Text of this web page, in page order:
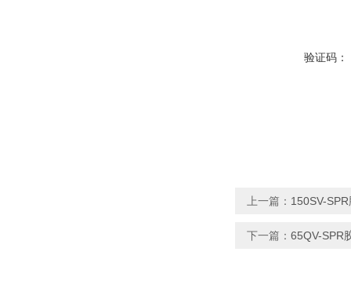
验证码：
上一篇： 150SV-
下一篇： 65QV-SPR